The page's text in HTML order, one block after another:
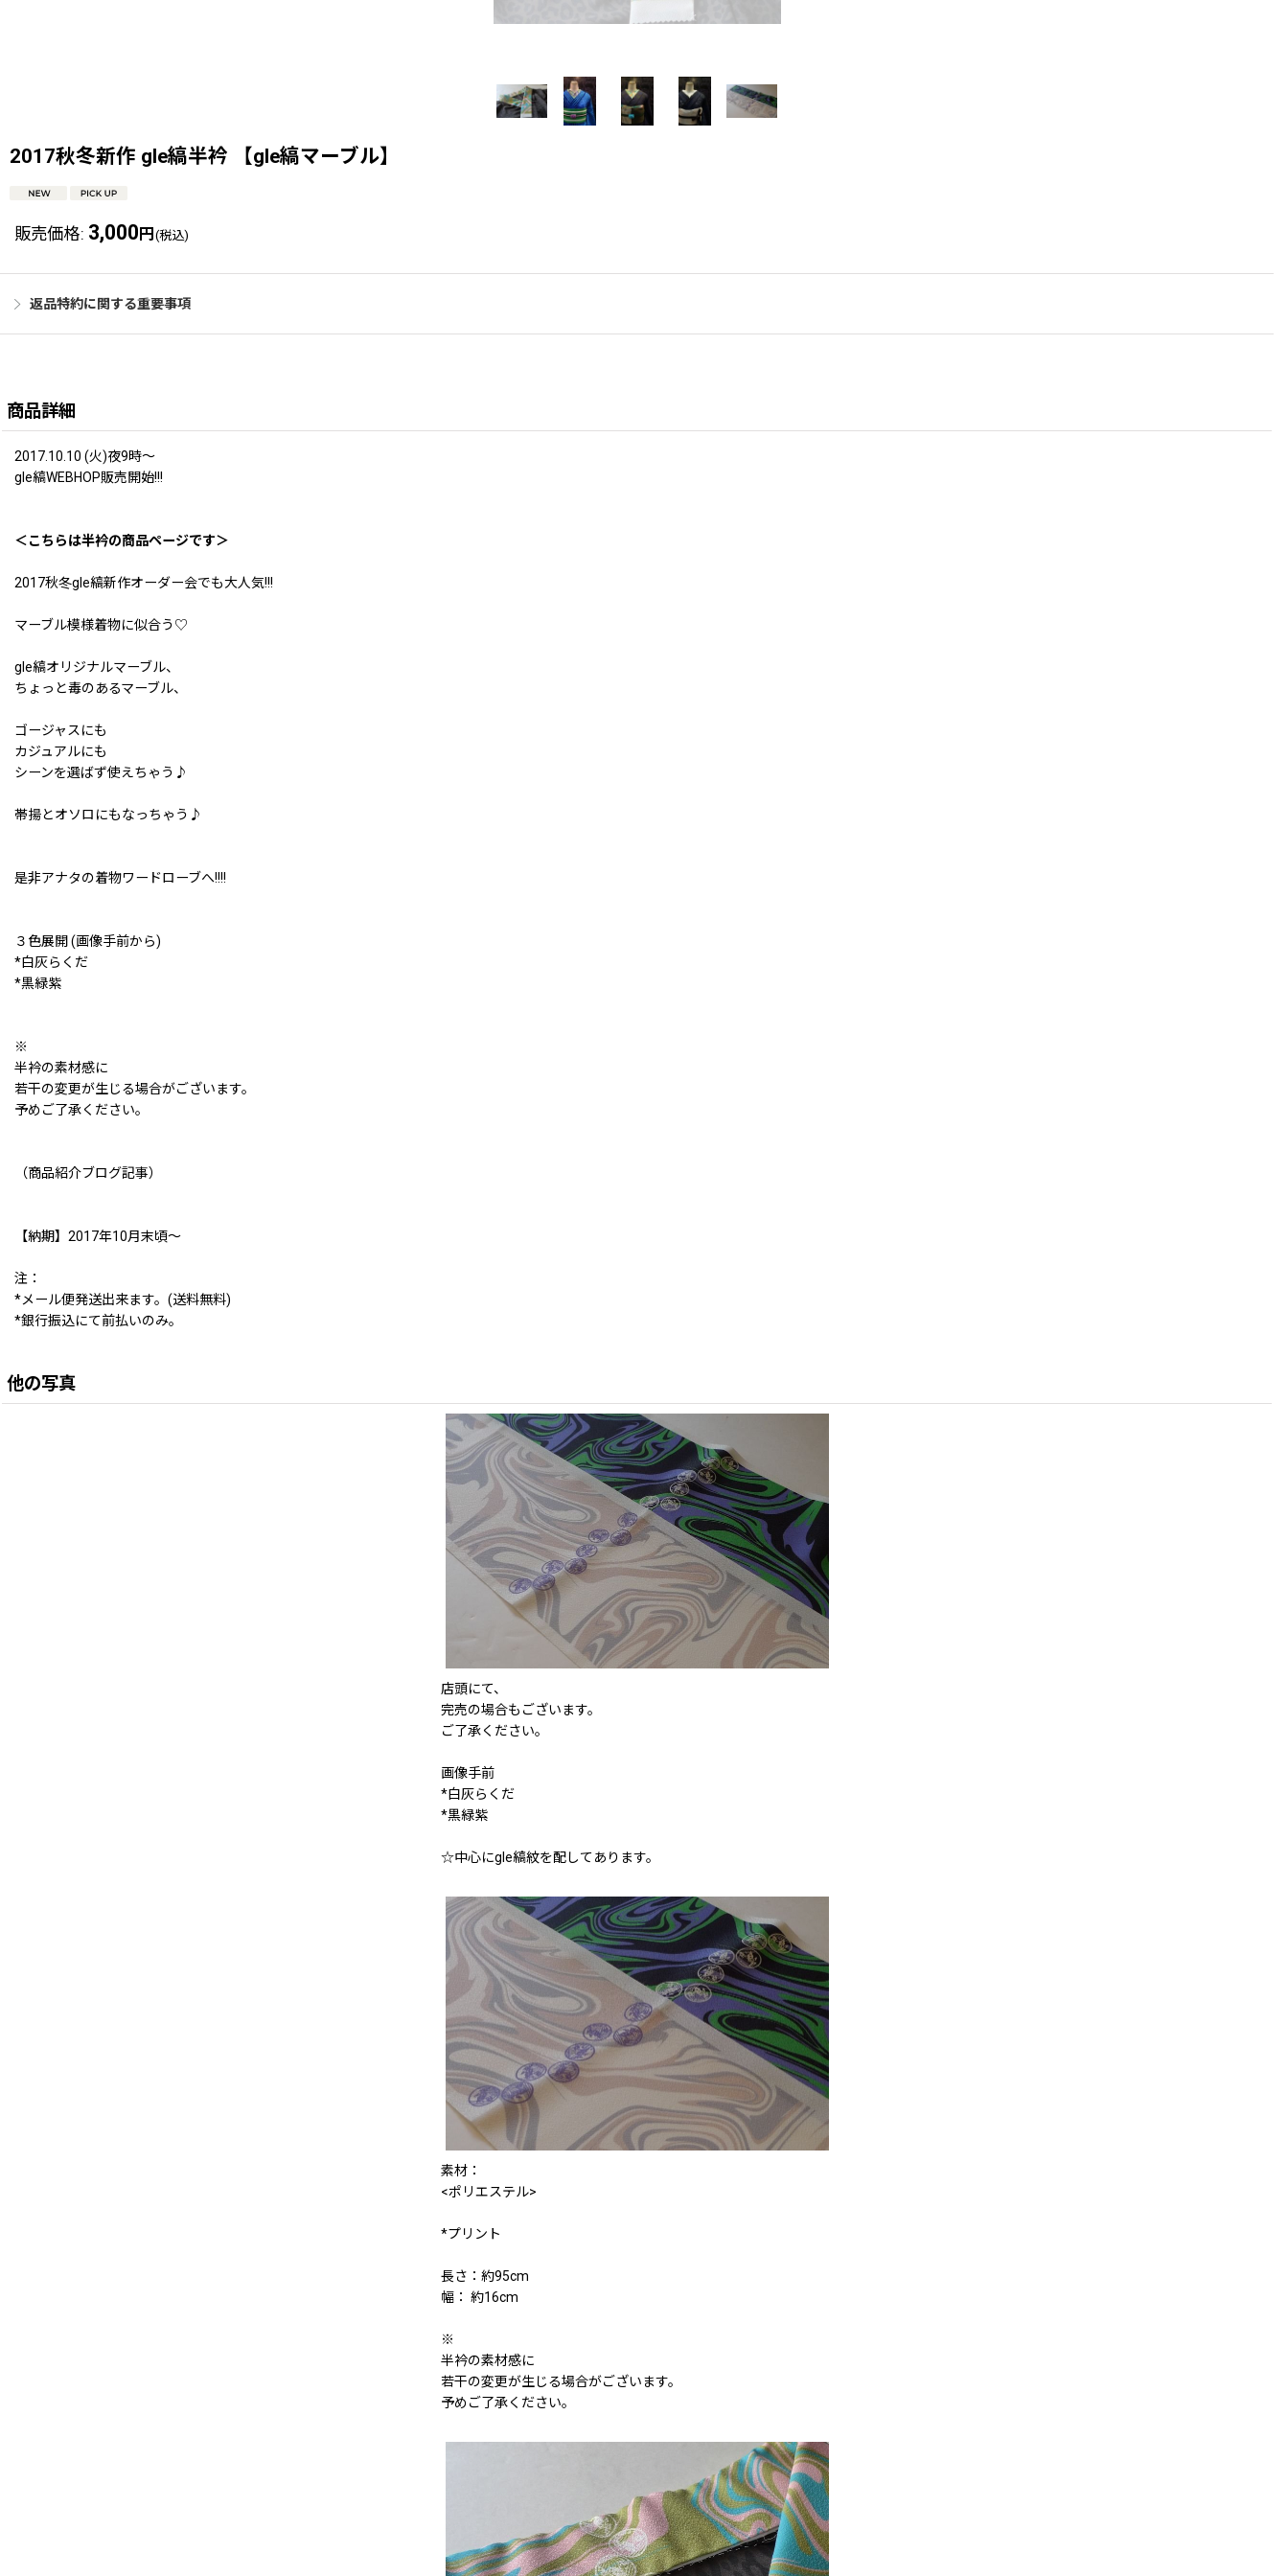
2017秋冬新作 gle縞半衿 【gle縞マーブル】
販売価格: 3,000 円 (税込)
返品特約に関する重要事項
商品詳細
2017.10.10 (火)夜9時〜
gle縞WEBHOP販売開始!!!
＜こちらは半衿の商品ページです＞
2017秋冬gle縞新作オーダー会でも大人気!!!
マーブル模様着物に似合う♡
gle縞オリジナルマーブル、
ちょっと毒のあるマーブル、
ゴージャスにも
カジュアルにも
シーンを選ばず使えちゃう♪
帯揚とオソロにもなっちゃう♪
是非アナタの着物ワードローブへ!!!!
３色展開 (画像手前から)
*白灰らくだ
*黒緑紫
※
半衿の素材感に
若干の変更が生じる場合がございます。
予めご了承ください。
（商品紹介ブログ記事）
【納期】2017年10月末頃〜
注：
*メール便発送出来ます。(送料無料)
*銀行振込にて前払いのみ。
他の写真
店頭にて、
完売の場合もございます。
ご了承ください。
画像手前
*白灰らくだ
*黒緑紫
☆中心にgle縞紋を配してあります。
素材：
<ポリエステル>
*プリント
長さ：約95cm
幅： 約16cm
※
半衿の素材感に
若干の変更が生じる場合がございます。
予めご了承ください。